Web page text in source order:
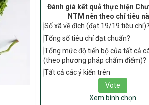
2030 thuộc phạm vi quản lý
của Bộ Nông nghiệp và Môi
417/QĐ-BNNMT
Phê duyệt Chương trình mục
gia xây dựng nông thôn mới,
bền vững và phát triển kinh tế
vùng đồng bào dân tộc thiểu số
núi giai đoạn 2026-2035, giai
năm 2026 đến năm 2030
Đánh giá kết quả thực hiện
NTM nên theo chỉ tiêu
Số xã về đích (đạt 19/19 tiêu chí)?
Tổng số tiêu chí đạt chuẩn?
Tổng mức độ tiến bộ của tất cả
(theo phương pháp chấm điểm)?
Tất cả các ý kiến trên
Xem bình chọn